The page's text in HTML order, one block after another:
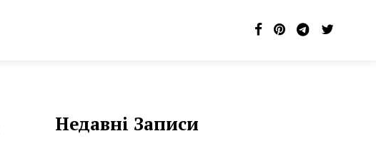
Недавні Записи